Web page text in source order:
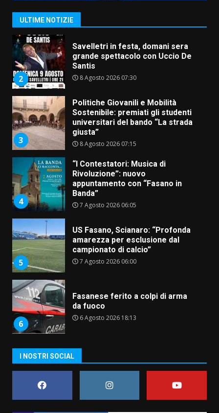
ULTIME NOTIZIE
2
3
Politiche Giovanili e Mobilità
Sostenibile: premiati gli studenti
universitari del bando “La strada
giusta”
8 Agosto 2026 07:15
4
“I Contestatori: Musica di
Rivoluzione”: nuovo
appuntamento con “Fasano in
Banda”
7 Agosto 2026 06:05
5
US Fasano, Scianaro: “Profonda
amarezza per esclusione dal
campionato di calcio”
6
Fasanese ferito a colpi di arma
da fuoco
6 Agosto 2026 18:13
7
Carta d’identità: continua il piano
di aperture straordinarie del
Comune di Fasano
6 Agosto 2026 14:16
ufficialmente la Festa di
Savelletri
8 Agosto 2026 11:00
I NOSTRI SOCIAL